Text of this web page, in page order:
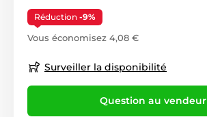
Réduction -9%
Vous économisez 4,08 €
Surveiller la disponibilité
Question au vendeur